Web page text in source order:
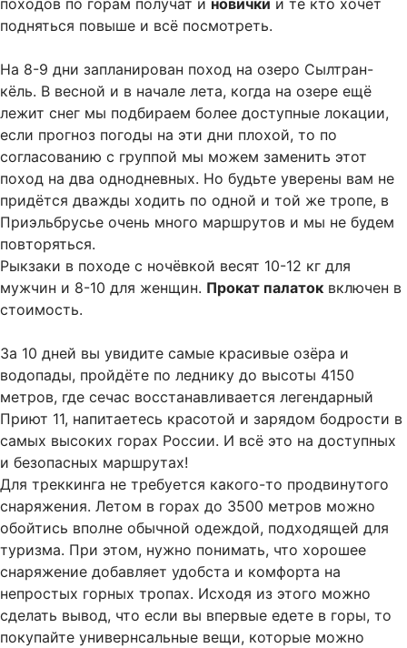
подняться повыше и всё посмотреть.
На 8-9 дни запланирован поход на озеро Сылтран-
кёль. В весной и в начале лета, когда на озере ещё
лежит снег мы подбираем более доступные локации,
если прогноз погоды на эти дни плохой, то по
согласованию с группой мы можем заменить этот
поход на два однодневных. Но будьте уверены вам не
придётся дважды ходить по одной и той же тропе, в
Приэльбрусье очень много маршрутов и мы не будем
повторяться.
Рыкзаки в походе с ночёвкой весят 10-12 кг для
мужчин и 8-10 для женщин. Прокат палаток включен в
стоимость.
За 10 дней вы увидите самые красивые озёра и
водопады, пройдёте по леднику до высоты 4150
метров, где сечас восстанавливается легендарный
Приют 11, напитаетесь красотой и зарядом бодрости в
самых высоких горах России. И всё это на доступных
и безопасных маршрутах!
Для треккинга не требуется какого-то продвинутого
снаряжения. Летом в горах до 3500 метров можно
обойтись вполне обычной одеждой, подходящей для
туризма. При этом, нужно понимать, что хорошее
снаряжение добавляет удобста и комфорта на
непростых горных тропах. Исходя из этого можно
сделать вывод, что если вы впервые едете в горы, то
покупайте универнсальные вещи, которые можно